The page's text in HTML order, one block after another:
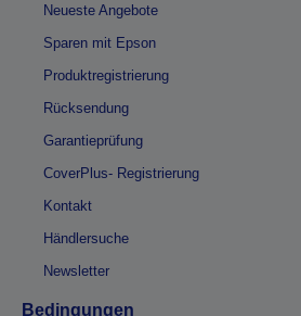
Neueste Angebote
Sparen mit Epson
Produktregistrierung
Rücksendung
Garantieprüfung
CoverPlus- Registrierung
Kontakt
Händlersuche
Newsletter
Bedingungen